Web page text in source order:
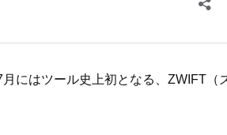
にはツール史上初となる、ZWIFT（